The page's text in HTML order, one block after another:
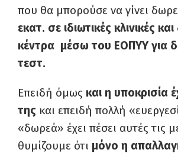
που θα μπορούσε να γίνει
εκατ. σε ιδιωτικές κλινικές
κέντρα μέσω του ΕΟΠΥΥ για
τεστ.
Επειδή όμως και η υποκρισία
της και επειδή πολλή
«δωρεά» έχει πέσει αυτές τις
θυμίζουμε ότι μόνο η